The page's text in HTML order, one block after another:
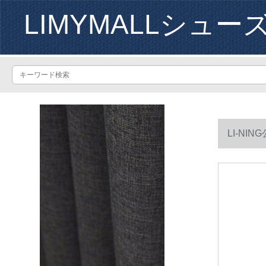
LIMYMALLシュー
LI-
タンダー